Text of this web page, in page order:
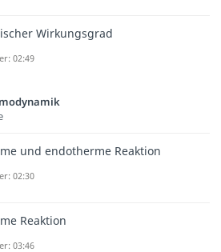
Wirkungsgrad
02:49
und endotherme Reaktion
02:30
Reaktion
03:46